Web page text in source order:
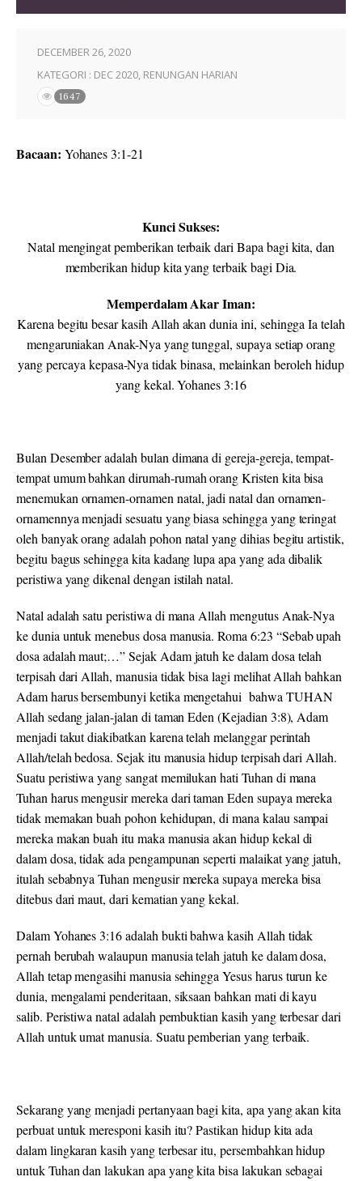
DECEMBER 26, 2020
KATEGORI : DEC 2020, RENUNGAN HARIAN
1647
Bacaan: Yohanes 3:1-21
Kunci Sukses:
Natal mengingat pemberikan terbaik dari Bapa bagi kita, dan
memberikan hidup kita yang terbaik bagi Dia.
Memperdalam Akar Iman:
Karena begitu besar kasih Allah akan dunia ini, sehingga Ia telah
mengaruniakan Anak-Nya yang tunggal, supaya setiap orang
yang percaya kepasa-Nya tidak binasa, melainkan beroleh hidup
yang kekal. Yohanes 3:16
Bulan Desember adalah bulan dimana di gereja-gereja, tempat-
tempat umum bahkan dirumah-rumah orang Kristen kita bisa
menemukan ornamen-ornamen natal, jadi natal dan ornamen-
ornamennya menjadi sesuatu yang biasa sehingga yang teringat
oleh banyak orang adalah pohon natal yang dihias begitu artistik,
begitu bagus sehingga kita kadang lupa apa yang ada dibalik
peristiwa yang dikenal dengan istilah natal.
Natal adalah satu peristiwa di mana Allah mengutus Anak-Nya
ke dunia untuk menebus dosa manusia. Roma 6:23 “Sebab upah
dosa adalah maut;…” Sejak Adam jatuh ke dalam dosa telah
terpisah dari Allah, manusia tidak bisa lagi melihat Allah bahkan
Adam harus bersembunyi ketika mengetahui bahwa TUHAN
Allah sedang jalan-jalan di taman Eden (Kejadian 3:8), Adam
menjadi takut diakibatkan karena telah melanggar perintah
Allah/telah bedosa. Sejak itu manusia hidup terpisah dari Allah.
Suatu peristiwa yang sangat memilukan hati Tuhan di mana
Tuhan harus mengusir mereka dari taman Eden supaya mereka
tidak memakan buah pohon kehidupan, di mana kalau sampai
mereka makan buah itu maka manusia akan hidup kekal di
dalam dosa, tidak ada pengampunan seperti malaikat yang jatuh,
itulah sebabnya Tuhan mengusir mereka supaya mereka bisa
ditebus dari maut, dari kematian yang kekal.
Dalam Yohanes 3:16 adalah bukti bahwa kasih Allah tidak
pernah berubah walaupun manusia telah jatuh ke dalam dosa,
Allah tetap mengasihi manusia sehingga Yesus harus turun ke
dunia, mengalami penderitaan, siksaan bahkan mati di kayu
salib. Peristiwa natal adalah pembuktian kasih yang terbesar dari
Allah untuk umat manusia. Suatu pemberian yang terbaik.
Sekarang yang menjadi pertanyaan bagi kita, apa yang akan kita
perbuat untuk meresponi kasih itu? Pastikan hidup kita ada
dalam lingkaran kasih yang terbesar itu, persembahkan hidup
untuk Tuhan dan lakukan apa yang kita bisa lakukan sebagai